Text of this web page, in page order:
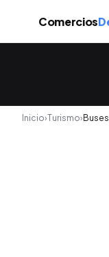
Comercios
Inicio›Turismo›